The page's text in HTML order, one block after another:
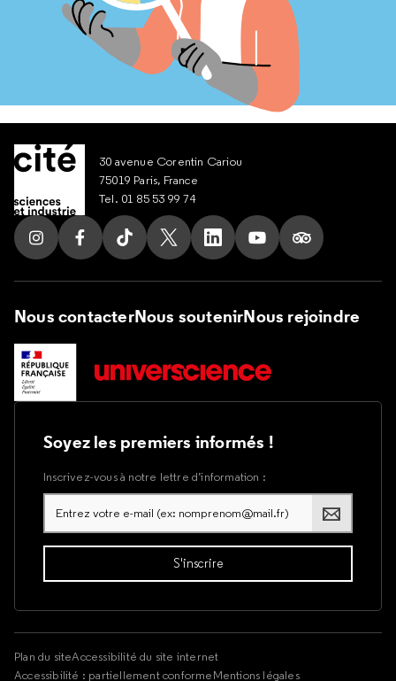
30 avenue Corentin Cariou
75019 Paris, France
Tel. 01 85 53 99 74
Suivez nous sur Instagram
Suivez nous sur Facebook
Suivez nous sur Tik Tok
Suivez nous sur X
Suivez nous sur LinkedIn
Suivez nous sur
Suivez nous
Nous contacterNous soutenirNous rejoindre
Soyez les premiers informés !
Inscrivez-vous à notre lettre d’information :
Plan du siteAccessibilité du site internet
Accessibilité : partiellement conformeMentions légales